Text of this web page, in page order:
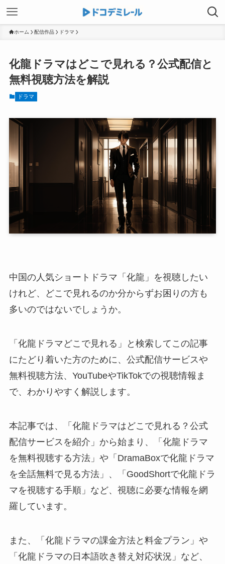
ホーム 配信作品 ドラマ
化龍ドラマはどこで見れる？公式配信と
無料視聴方法を解説
ドラマ
中国の人気ショートドラマ「化龍」を視聴したい
けれど、どこで見れるのか分からずお困りの方も
多いのではないでしょうか。
「化龍ドラマどこで見れる」と検索してこの記事
にたどり着いた方のために、公式配信サービスや
無料視聴方法、YouTubeやTikTokでの視聴情報ま
で、わかりやすく解説します。
本記事では、「化龍ドラマはどこで見れる？公式
配信サービスを紹介」から始まり、「化龍ドラマ
を無料視聴する方法」や「DramaBoxで化龍ドラマ
を全話無料で見る方法」、「GoodShortで化龍ドラ
マを視聴する手順」など、視聴に必要な情報を網
羅しています。
また、「化龍ドラマの課金方法と料金プラン」や
「化龍ドラマの日本語吹き替え対応状況」など、